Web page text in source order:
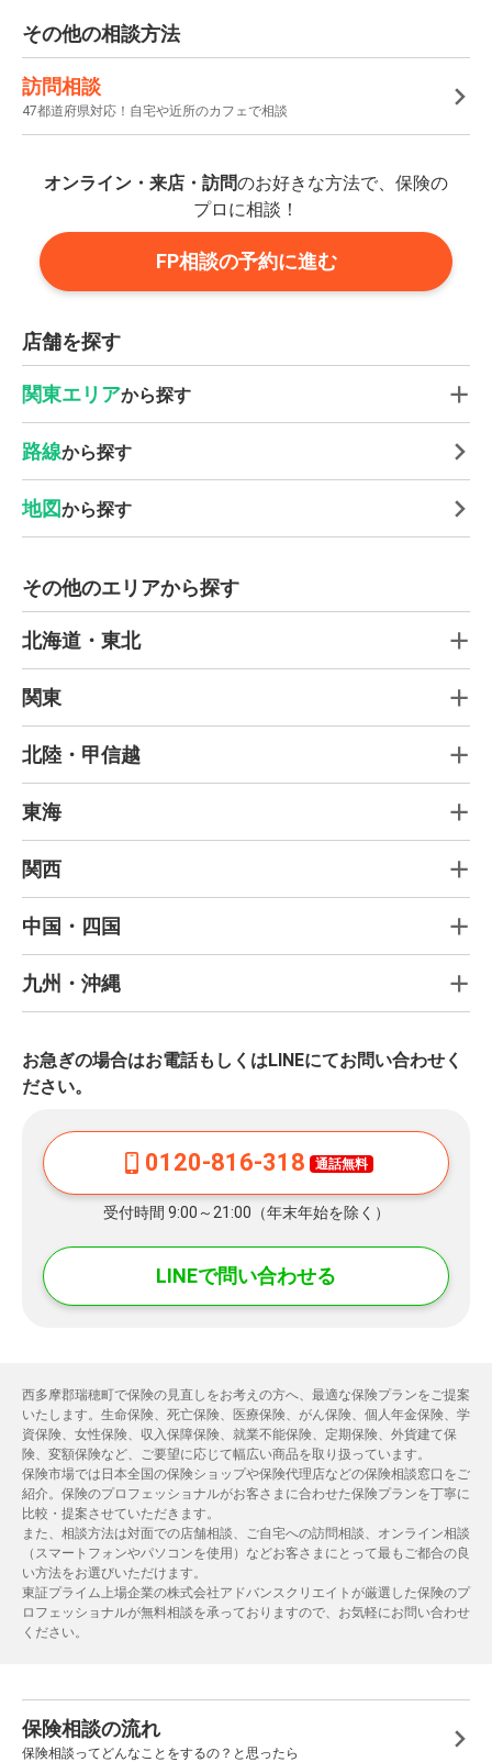
その他の相談方法
訪問相談
47都道府県対応！自宅や近所のカフェで相談
オンライン・来店・訪問のお好きな方法で、保険の
プロに相談！
FP相談の予約に進む
店舗を探す
関東エリアから探す
路線から探す
地図から探す
その他のエリアから探す
北海道・東北
関東
北陸・甲信越
東海
関西
中国・四国
九州・沖縄
お急ぎの場合はお電話もしくはLINEにてお問い合わせく
ださい。
0120-816-318 通話無料
受付時間 9:00～21:00（年末年始を除く）
LINEで問い合わせる
西多摩郡瑞穂町で保険の見直しをお考えの方へ、最適な保険プランをご提案
いたします。生命保険、死亡保険、医療保険、がん保険、個人年金保険、学
資保険、女性保険、収入保障保険、就業不能保険、定期保険、外貨建て保
険、変額保険など、ご要望に応じて幅広い商品を取り扱っています。
保険市場では日本全国の保険ショップや保険代理店などの保険相談窓口をご
紹介。保険のプロフェッショナルがお客さまに合わせた保険プランを丁寧に
比較・提案させていただきます。
また、相談方法は対面での店舗相談、ご自宅への訪問相談、オンライン相談
（スマートフォンやパソコンを使用）などお客さまにとって最もご都合の良
い方法をお選びいただけます。
東証プライム上場企業の株式会社アドバンスクリエイトが厳選した保険のプ
ロフェッショナルが無料相談を承っておりますので、お気軽にお問い合わせ
ください。
保険相談の流れ
保険相談ってどんなことをするの？と思ったら